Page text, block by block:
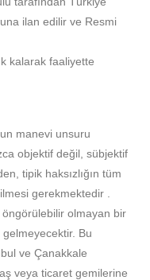
ilan edilir ve Resmi
kalarak faaliyette
manevi unsuru
objektif değil, sübjektif
tipik haksızlığın tüm
gerekmektedir .
olmayan bir
Bu
ve Çanakkale
veya ticaret gemilerine